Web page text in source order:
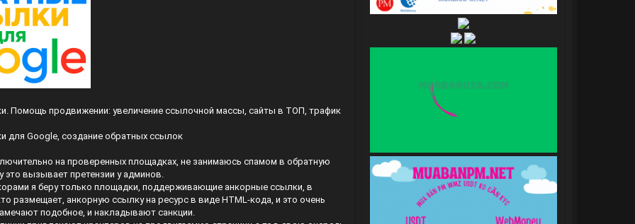
Помощь продвижении: увеличение ссылочной массы, сайты в ТОП, трафик
для Google, создание обратных ссылок
на проверенных площадках, не занимаюсь спамом в обратную
это вызывает претензии у админов.
я беру только площадки, поддерживающие анкорные ссылки, в
размещает, анкорную ссылку на ресурс в виде HTML-кода, и это очень
подобное, и накладывают санкции.